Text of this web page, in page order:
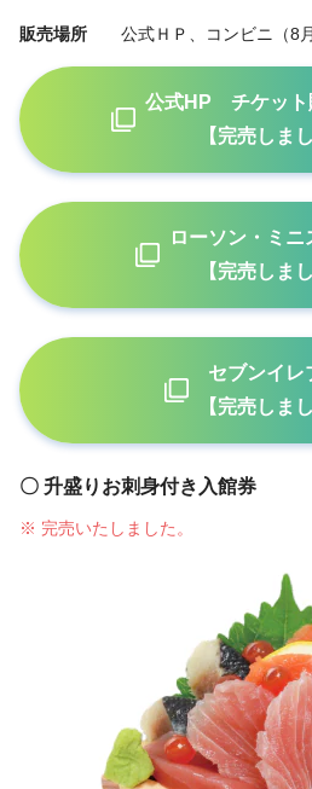
販売場所 公式ＨＰ、コンビニ（8
公式HP チケット
【完売しま
ローソン・ミニ
【完売しま
セブンイレ
【完売しま
〇 升盛りお刺身付き入館券
※ 完売いたしました。